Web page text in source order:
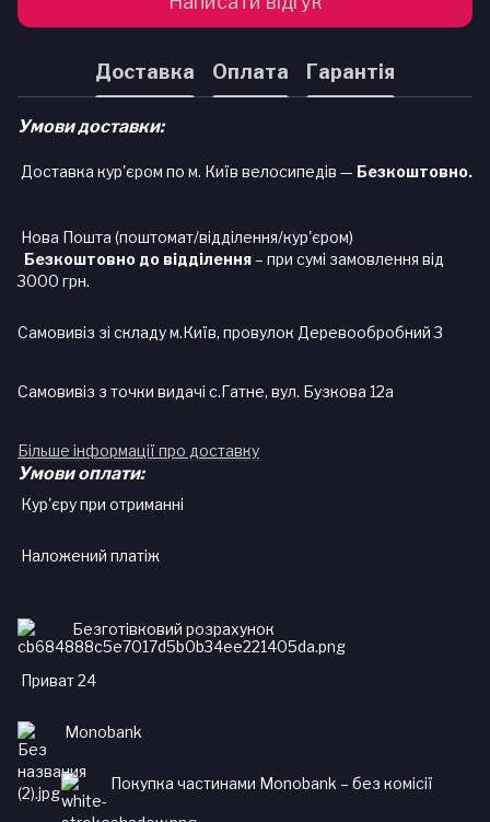
Доставка Оплата Гарантія
Умови доставки:
Доставка кур'єром по м. Київ велосипедів — Безкоштовно.
Нова Пошта (поштомат/відділення/кур'єром)
Безкоштовно до відділення – при сумі замовлення від
3000 грн.
Самовивіз зі складу м.Київ, провулок Деревообробний 3
Самовивіз з точки видачі с.Гатне, вул. Бузкова 12а
Більше інформації про доставку
Умови оплати:
Кур'єру при отриманні
Наложений платіж
Безготівковий розрахунок
Приват 24
Monobank
Покупка частинами Monobank – без комісії